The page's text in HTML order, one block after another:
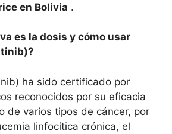
en Bolivia .
es la dosis y cómo usar
ha sido certificado por
reconocidos por su eficacia
de varios tipos de cáncer, por
linfocítica crónica, el